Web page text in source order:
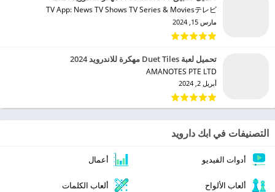
TV App: News TV Shows TV Series & Moviesテレビ‏
مارس 15, 2024
تحميل لعبة Duet Tiles مهكرة للاندرويد 2024
AMANOTES PTE LTD‏
أبريل 2, 2024
التصنيفات في ابك دارويد
أدوات الفيديو أعمال
ألعاب الألواح ألعاب الكلمات